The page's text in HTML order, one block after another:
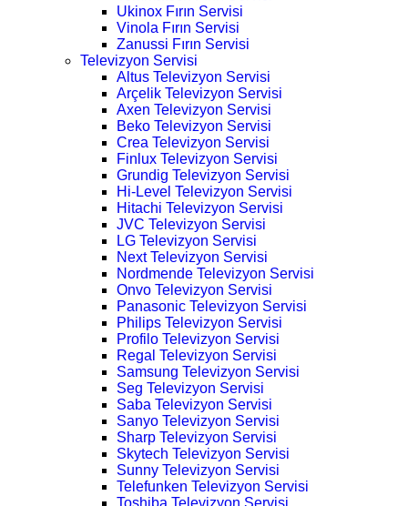
Ukinox Fırın Servisi
Vinola Fırın Servisi
Zanussi Fırın Servisi
Televizyon Servisi
Altus Televizyon Servisi
Arçelik Televizyon Servisi
Axen Televizyon Servisi
Beko Televizyon Servisi
Crea Televizyon Servisi
Finlux Televizyon Servisi
Grundig Televizyon Servisi
Hi-Level Televizyon Servisi
Hitachi Televizyon Servisi
JVC Televizyon Servisi
LG Televizyon Servisi
Next Televizyon Servisi
Nordmende Televizyon Servisi
Onvo Televizyon Servisi
Panasonic Televizyon Servisi
Philips Televizyon Servisi
Profilo Televizyon Servisi
Regal Televizyon Servisi
Samsung Televizyon Servisi
Seg Televizyon Servisi
Saba Televizyon Servisi
Sanyo Televizyon Servisi
Sharp Televizyon Servisi
Skytech Televizyon Servisi
Sunny Televizyon Servisi
Telefunken Televizyon Servisi
Toshiba Televizyon Servisi